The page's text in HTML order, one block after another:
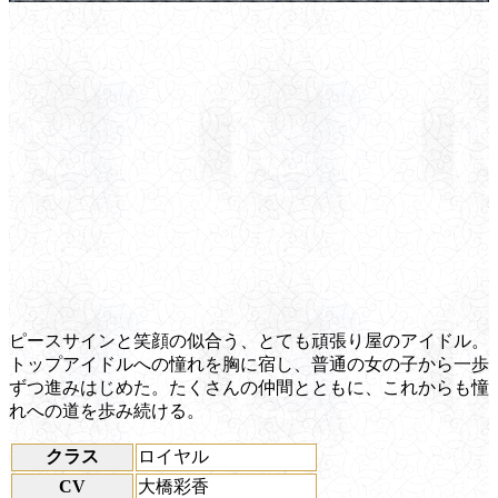
ピースサインと笑顔の似合う、とても頑張り屋のアイドル。
トップアイドルへの憧れを胸に宿し、普通の女の子から一歩
ずつ進みはじめた。たくさんの仲間とともに、これからも憧
れへの道を歩み続ける。
クラス
ロイヤル
CV
大橋彩香